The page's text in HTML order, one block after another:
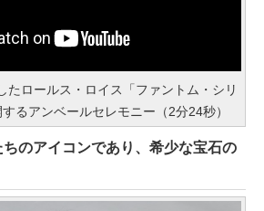
たロールス・ロイス「ファントム・シリ
るアンベールセレモニー（2分24秒）
のアイコンであり、希少な宝石の